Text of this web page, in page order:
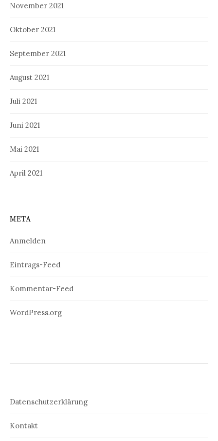
November 2021
Oktober 2021
September 2021
August 2021
Juli 2021
Juni 2021
Mai 2021
April 2021
META
Anmelden
Eintrags-Feed
Kommentar-Feed
WordPress.org
Datenschutzerklärung
Kontakt